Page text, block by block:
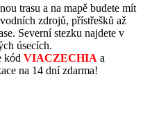
trasu a na mapě budete mít
zdrojů, přístřešků až
Severní stezku najdete v
úsecích.
kód VIACZECHIA a
na 14 dní zdarma!